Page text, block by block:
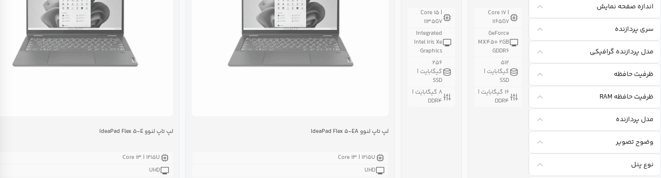
اندازه صفحه نمايش
سری پردازنده
مدل پردازنده گرافيکی
ظرفیت حافظه
ظرفیت حافظه RAM
مدل پردازنده
وضوح تصویر
نوع پنل
Core i۷ |
۱۱۶۵G۷
GeForce
MX۴۵۰ ۲GB
GDDR۶
۵۱۲
گیگابایت |
SSD
۱۶ گیگابایت |
DDR۴
Core i۵ |
۱۱۳۵G۷
Integrated
Intel Iris Xe
Graphics
۲۵۶
گیگابایت |
SSD
۸ گیگابایت |
DDR۴
لپ تاپ لنوو IdeaPad Flex ۵-EA
Core i۳ | ۱۲۱۵U
UHD
لپ تاپ لنوو IdeaPad Flex ۵-E
Core i۳ | ۱۲۱۵U
UHD